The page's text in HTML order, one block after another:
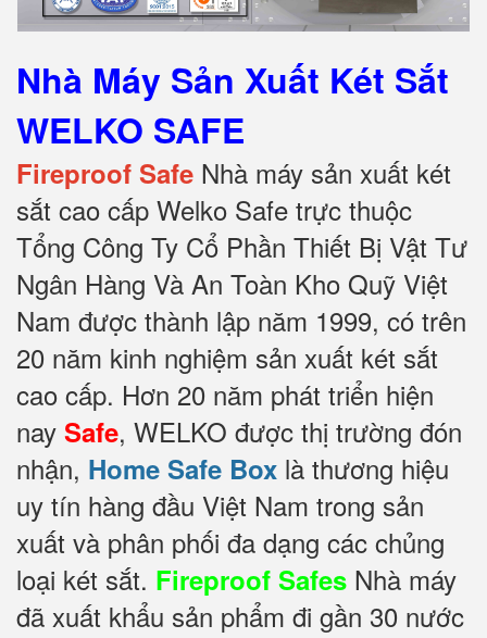
Nhà Máy Sản Xuất Két Sắt
WELKO SAFE
Fireproof Safe Nhà máy sản xuất két
sắt cao cấp Welko Safe trực thuộc
Tổng Công Ty Cổ Phần Thiết Bị Vật Tư
Ngân Hàng Và An Toàn Kho Quỹ Việt
Nam được thành lập năm 1999, có trên
20 năm kinh nghiệm sản xuất két sắt
cao cấp. Hơn 20 năm phát triển hiện
nay Safe, WELKO được thị trường đón
nhận, Home Safe Box là thương hiệu
uy tín hàng đầu Việt Nam trong sản
xuất và phân phối đa dạng các chủng
loại két sắt. Fireproof Safes Nhà máy
đã xuất khẩu sản phẩm đi gần 30 nước